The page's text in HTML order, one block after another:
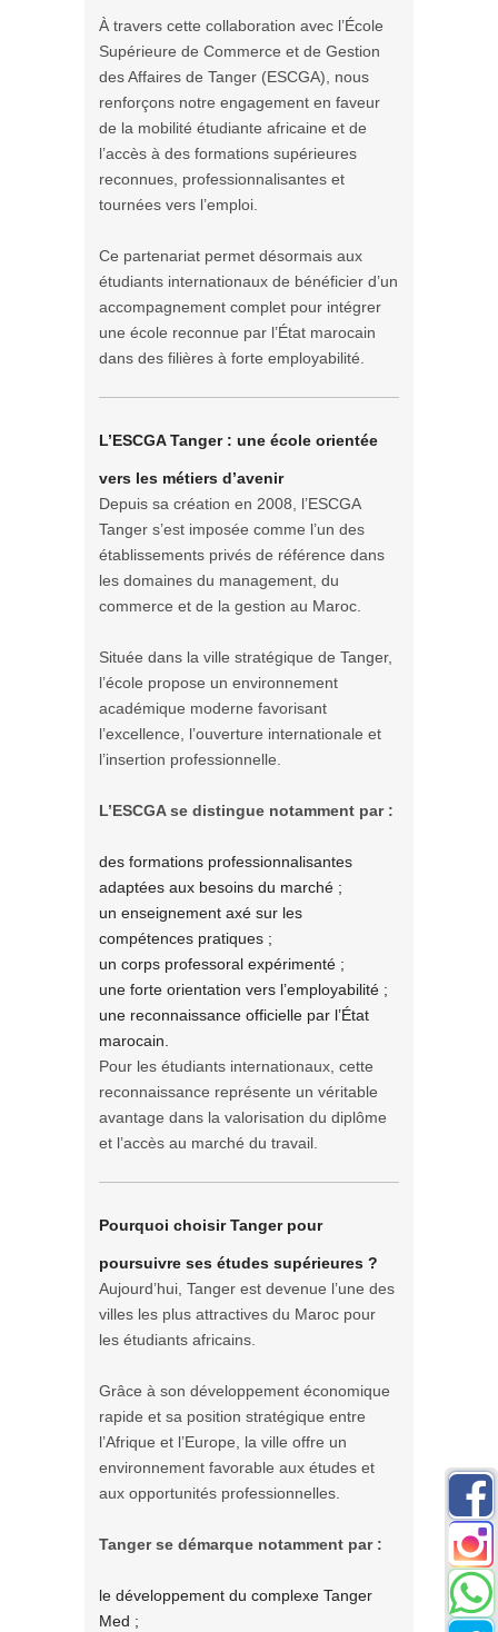
À travers cette collaboration avec l’École
Supérieure de Commerce et de Gestion
des Affaires de Tanger (ESCGA), nous
renforçons notre engagement en faveur
de la mobilité étudiante africaine et de
l’accès à des formations supérieures
reconnues, professionnalisantes et
tournées vers l’emploi.
Ce partenariat permet désormais aux
étudiants internationaux de bénéficier d’un
accompagnement complet pour intégrer
une école reconnue par l’État marocain
dans des filières à forte employabilité.
L’ESCGA Tanger : une école orientée
vers les métiers d’avenir
Depuis sa création en 2008, l’ESCGA
Tanger s’est imposée comme l’un des
établissements privés de référence dans
les domaines du management, du
commerce et de la gestion au Maroc.
Située dans la ville stratégique de Tanger,
l’école propose un environnement
académique moderne favorisant
l’excellence, l’ouverture internationale et
l’insertion professionnelle.
L’ESCGA se distingue notamment par :
des formations professionnalisantes
adaptées aux besoins du marché ;
un enseignement axé sur les
compétences pratiques ;
un corps professoral expérimenté ;
une forte orientation vers l’employabilité ;
une reconnaissance officielle par l’État
marocain.
Pour les étudiants internationaux, cette
reconnaissance représente un véritable
avantage dans la valorisation du diplôme
et l’accès au marché du travail.
Pourquoi choisir Tanger pour
poursuivre ses études supérieures ?
Aujourd’hui, Tanger est devenue l’une des
villes les plus attractives du Maroc pour
les étudiants africains.
Grâce à son développement économique
rapide et sa position stratégique entre
l’Afrique et l’Europe, la ville offre un
environnement favorable aux études et
aux opportunités professionnelles.
Tanger se démarque notamment par :
le développement du complexe Tanger
Med ;